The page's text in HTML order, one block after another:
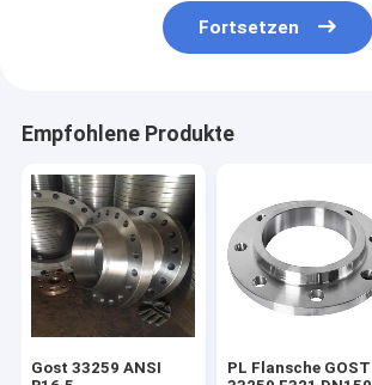
Fortsetzen
Empfohlene Produkte
Gost 33259 ANSI
PL Flansche GOST